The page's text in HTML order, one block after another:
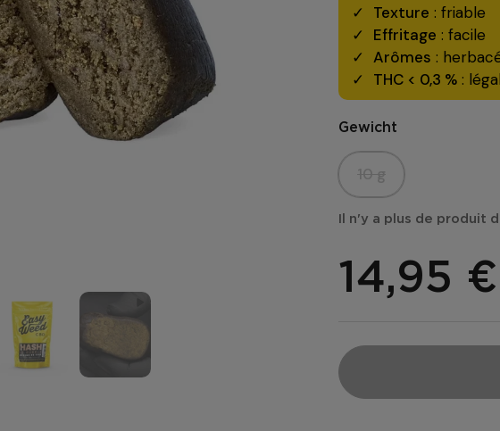
Texture : friable
Effritage : facile
Arômes :
THC < 0,3 % : légal
Gewicht
10 g
Il n'y a plus de produit
14,95 €